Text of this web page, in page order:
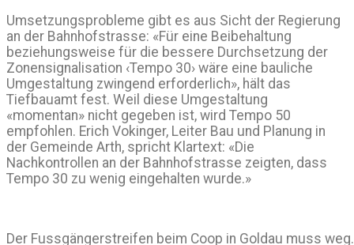
Umsetzungsprobleme gibt es aus Sicht der Regierung
an der Bahnhof­strasse: «Für eine Beibehaltung
beziehungsweise für die bessere Durchsetzung der
Zonensignalisation ‹Tempo 30› wäre eine bauliche
Umgestaltung zwingend erforderlich», hält das
Tiefbauamt fest. Weil diese Umgestaltung
«momentan» nicht gegeben ist, wird Tempo 50
empfohlen. Erich Vokinger, Leiter Bau und Planung in
der Gemeinde Arth, spricht Klartext: «Die
Nachkontrollen an der Bahnhofstrasse zeigten, dass
Tempo 30 zu wenig eingehalten wurde.»
Der Fussgängerstreifen beim Coop in Goldau muss